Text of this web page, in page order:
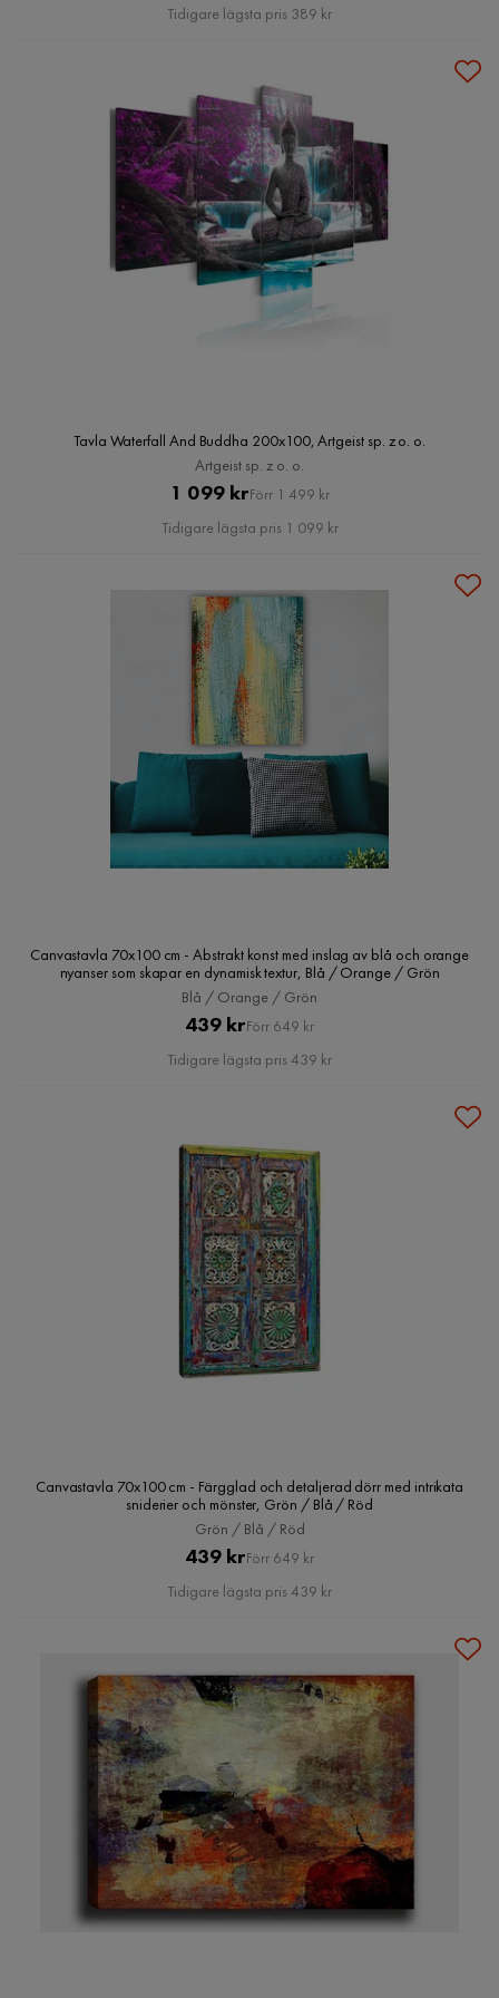
Pris
Tidigare lägsta pris 389 kr
Tavla Waterfall And Buddha 200x100, Artgeist sp. z o. o.
Artgeist sp. z o. o.
Pris
1 099 krOriginal
Pris
Förr 1 499 kr
Tidigare lägsta pris 1 099 kr
Canvastavla 70x100 cm - Abstrakt konst med inslag av blå och orange
nyanser som skapar en dynamisk textur, Blå / Orange / Grön
Blå / Orange / Grön
Pris
439 krOriginal
Pris
Förr 649 kr
Tidigare lägsta pris 439 kr
Canvastavla 70x100 cm - Färgglad och detaljerad dörr med intrikata
sniderier och mönster, Grön / Blå / Röd
Grön / Blå / Röd
Pris
439 krOriginal
Pris
Förr 649 kr
Tidigare lägsta pris 439 kr